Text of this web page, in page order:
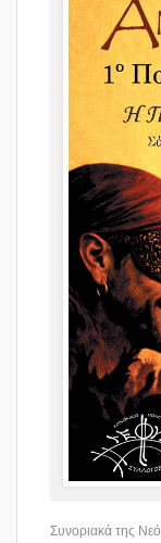
Συνοριακά της